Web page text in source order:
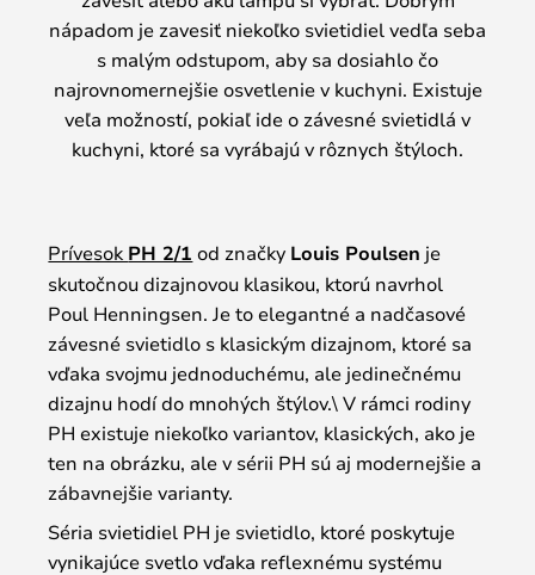
nápadom je zavesiť niekoľko svietidiel vedľa seba
s malým odstupom, aby sa dosiahlo čo
najrovnomernejšie osvetlenie v kuchyni. Existuje
veľa možností, pokiaľ ide o závesné svietidlá v
kuchyni, ktoré sa vyrábajú v rôznych štýloch.
Prívesok PH 2/1 od značky Louis Poulsen je
skutočnou dizajnovou klasikou, ktorú navrhol
Poul Henningsen. Je to elegantné a nadčasové
závesné svietidlo s klasickým dizajnom, ktoré sa
vďaka svojmu jednoduchému, ale jedinečnému
dizajnu hodí do mnohých štýlov.\ V rámci rodiny
PH existuje niekoľko variantov, klasických, ako je
ten na obrázku, ale v sérii PH sú aj modernejšie a
zábavnejšie varianty.
Séria svietidiel PH je svietidlo, ktoré poskytuje
vynikajúce svetlo vďaka reflexnému systému